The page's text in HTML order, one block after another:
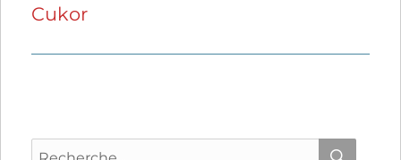
suivante :
Cukor
Recherche